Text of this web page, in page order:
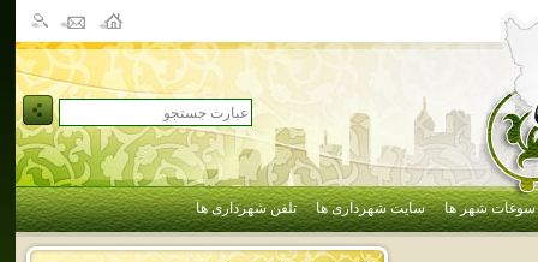
سوغات شهر ها سایت شهرداری ها تلفن شهرداری ها